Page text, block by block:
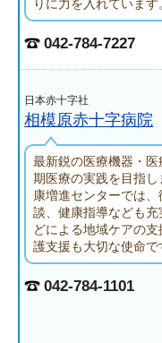
りに力を入れています
042-784-7227
日本赤十字社
相模原赤十字病院
最新鋭の医療機器・
期医療の実践を目指
康増進センターでは
談、健康指導なども
どによる地域ケアの
護支援も大切な使命で
042-784-1101